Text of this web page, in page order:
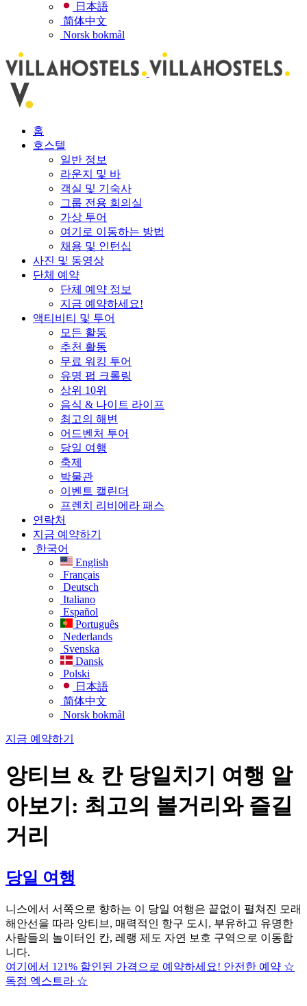
日本語
简体中文
Norsk bokmål
홈
호스텔
일반 정보
라운지 및 바
객실 및 기숙사
그룹 전용 회의실
가상 투어
여기로 이동하는 방법
채용 및 인턴십
사진 및 동영상
단체 예약
단체 예약 정보
지금 예약하세요!
액티비티 및 투어
모든 활동
추천 활동
무료 워킹 투어
유명 펍 크롤링
상위 10위
음식 & 나이트 라이프
최고의 해변
어드벤처 투어
당일 여행
축제
박물관
이벤트 캘린더
프렌치 리비에라 패스
연락처
지금 예약하기
한국어
English
Français
Deutsch
Italiano
Español
Português
Nederlands
Svenska
Dansk
Polski
日本語
简体中文
Norsk bokmål
지금 예약하기
앙티브 & 칸 당일치기 여행 알
아보기: 최고의 볼거리와 즐길
거리
당일 여행
니스에서 서쪽으로 향하는 이 당일 여행은 끝없이 펼쳐진 모래
해안선을 따라 앙티브, 매력적인 항구 도시, 부유하고 유명한
사람들의 놀이터인 칸, 레랭 제도 자연 보호 구역으로 이동합
니다.
여기에서 121% 할인된 가격으로 예약하세요! 안전한 예약 ☆
독점 엑스트라 ☆